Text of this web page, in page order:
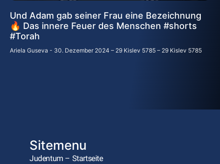
Und Adam gab seiner Frau eine Bezeichnung
🔥 Das innere Feuer des Menschen #shorts
#Torah
Ariela Guseva 30. Dezember 2024 – 29 Kislev 5785 – 29 Kislev 5785
Sitemenu
Judentum – Startseite